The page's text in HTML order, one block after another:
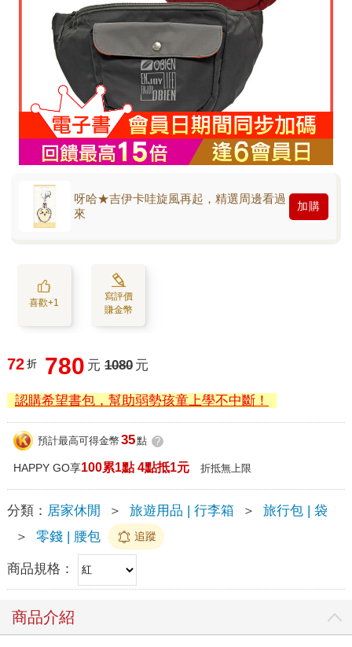
呀哈★吉伊卡哇旋風再起，精選周邊看過
來
加購
喜歡+1
寫評價
賺金幣
72 折 780 元 1080 元
認購希望書包，幫助弱勢孩童上學不中斷！
預計最高可得金幣 35點 ?
HAPPY GO享100累1點 4點抵1元 折抵無上限
分類： 居家休閒 ＞ 旅遊用品 | 行李箱 ＞
旅行包 | 袋
＞
零錢 | 腰包 追蹤
商品規格：
商品介紹